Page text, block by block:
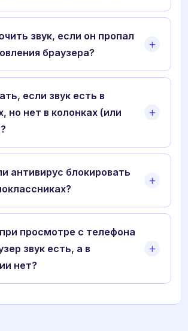
звук, если он пропал
браузера?
если звук есть в
но нет в колонках (или
антивирус блокировать
просмотре с телефона
звук есть, а в
нет?